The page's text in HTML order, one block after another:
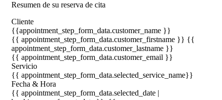
Resumen de su reserva de cita
Cliente
{{appointment_step_form_data.customer_name }}
{{ appointment_step_form_data.customer_firstname }} {{
appointment_step_form_data.customer_lastname }}
{{ appointment_step_form_data.customer_email }}
Servicio
{{ appointment_step_form_data.selected_service_name}}
Fecha & Hora
{{ appointment_step_form_data.selected_date |